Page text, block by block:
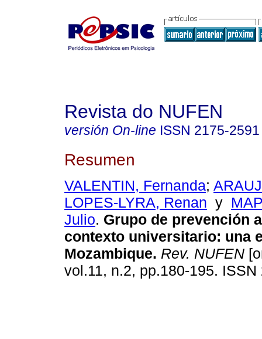
Revista do NUFEN
versión On-line ISSN 2175-2591
Resumen
VALENTIN, Fernanda;
LOPES-LYRA, Renan y
Julio. Grupo de prevención
contexto universitario: una
Mozambique. Rev. NUFEN
vol.11, n.2, pp.180-195.